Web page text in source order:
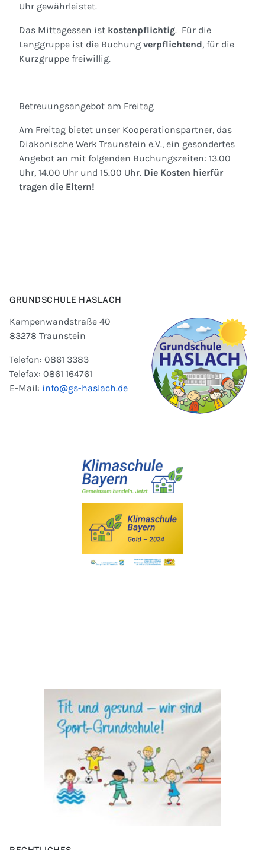
Uhr gewährleistet.
Das Mittagessen ist kostenpflichtig. Für die
Langgruppe ist die Buchung verpflichtend, für die
Kurzgruppe freiwillig.
Betreuungsangebot am Freitag
Am Freitag bietet unser Kooperationspartner, das
Diakonische Werk Traunstein e.V., ein gesondertes
Angebot an mit folgenden Buchungszeiten: 13.00
Uhr, 14.00 Uhr und 15.00 Uhr. Die Kosten hierfür
tragen die Eltern!
GRUNDSCHULE HASLACH
Kampenwandstraße 40
83278 Traunstein
Telefon: 0861 3383
Telefax: 0861 164761
E-Mail: info@gs-haslach.de